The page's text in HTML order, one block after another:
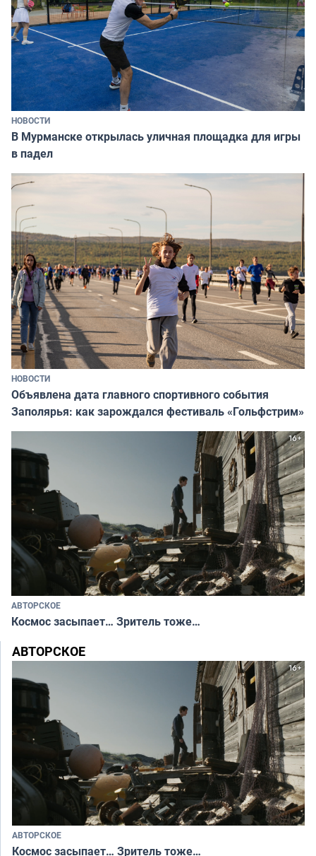
НОВОСТИ
В Мурманске открылась уличная площадка для игры
в падел
НОВОСТИ
Объявлена дата главного спортивного события
Заполярья: как зарождался фестиваль «Гольфстрим»
АВТОРСКОЕ
Космос засыпает… Зритель тоже…
АВТОРСКОЕ
АВТОРСКОЕ
Космос засыпает… Зритель тоже…